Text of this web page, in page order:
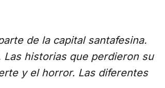
de la capital santafesina.
historias que perdieron su
y el horror. Las diferentes